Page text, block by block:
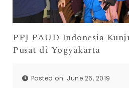
PPJ PAUD Indonesia
Pusat di Yogyakarta
Posted on: June 26, 2019